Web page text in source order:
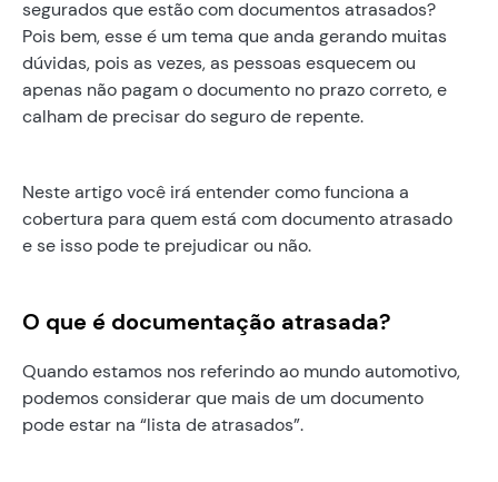
segurados que estão com documentos atrasados?
Pois bem, esse é um tema que anda gerando muitas
dúvidas, pois as vezes, as pessoas esquecem ou
apenas não pagam o documento no prazo correto, e
calham de precisar do seguro de repente.
Neste artigo você irá entender como funciona a
cobertura para quem está com documento atrasado
e se isso pode te prejudicar ou não.
O que é documentação atrasada?
Quando estamos nos referindo ao mundo automotivo,
podemos considerar que mais de um documento
pode estar na “lista de atrasados”.